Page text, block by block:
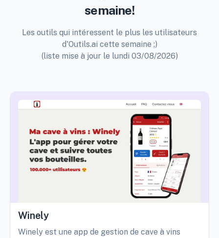
semaine!
Les outils qui intéressent le plus les utilisateurs
d'Outils.ai cette semaine ;)
(liste mise à jour le lundi 03/08/2026)
Winely
Winely est une app de gestion de cave à vins